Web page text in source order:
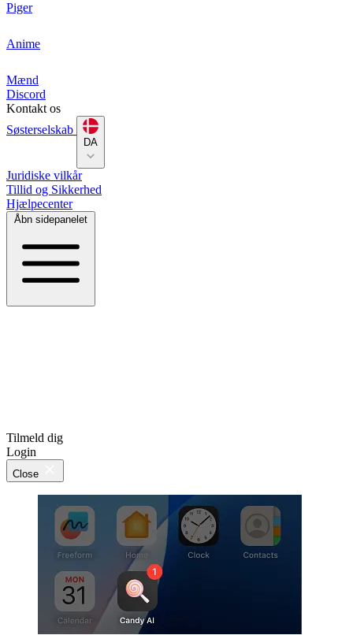
Piger
Anime
Mænd
Discord
Kontakt os
Søsterselskab
DA
Juridiske vilkår
Tillid og Sikkerhed
Hjælpecenter
Åbn sidepanelet
Tilmeld dig
Login
Close